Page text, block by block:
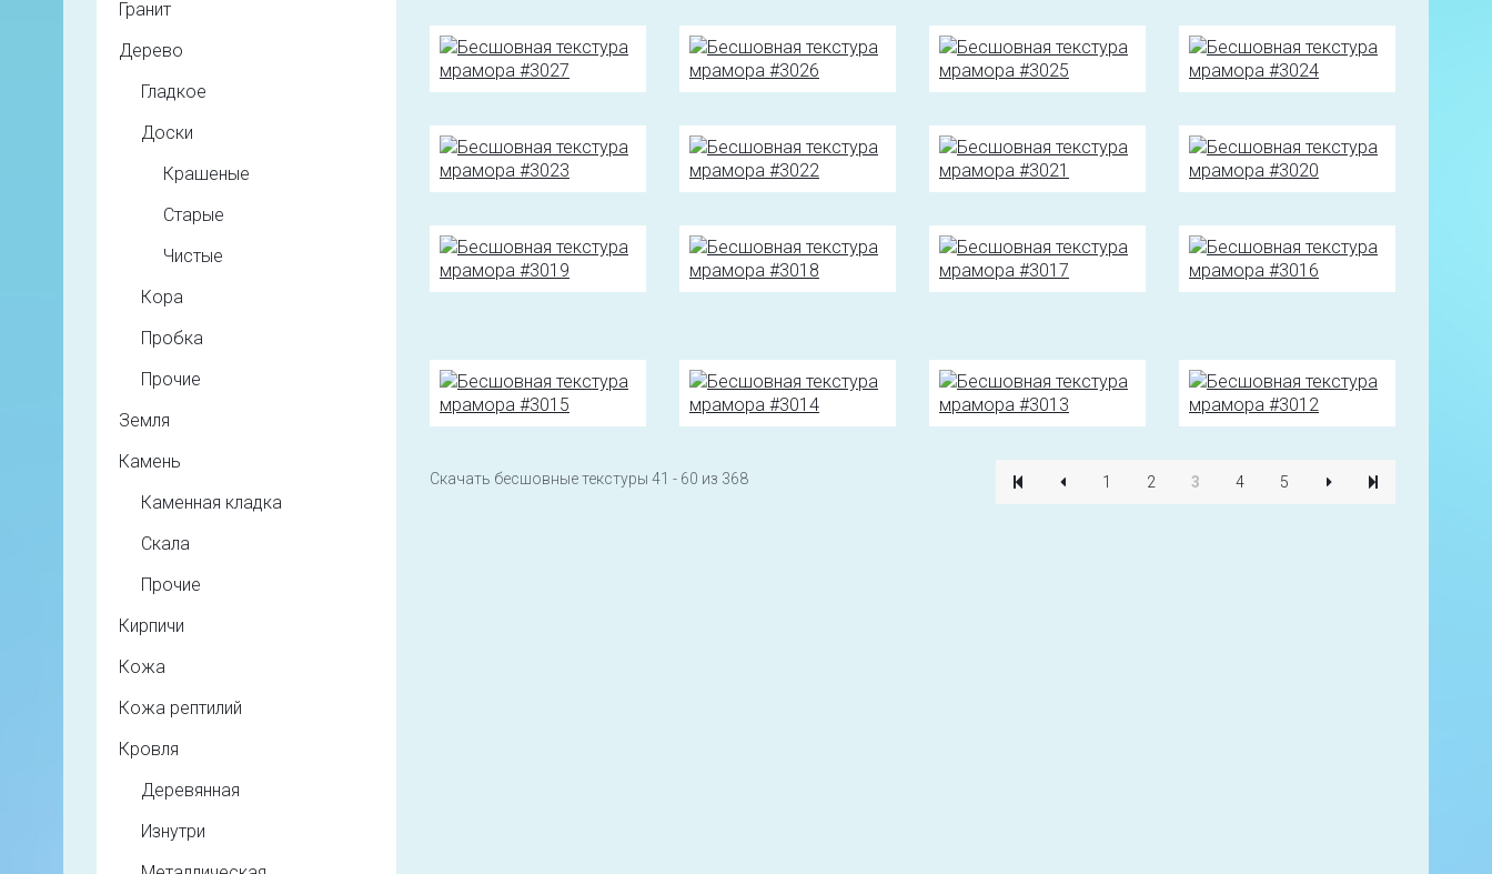
Скачать бесшовные текстуры 41 - 60 из 368 1 2 3 4 5
Гранит
Дерево
Гладкое
Доски
Крашеные
Старые
Чистые
Кора
Пробка
Прочие
Земля
Камень
Каменная кладка
Скала
Прочие
Кирпичи
Кожа
Кожа рептилий
Кровля
Деревянная
Изнутри